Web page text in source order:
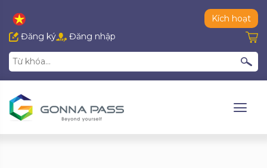
Kích hoạt
Đăng ký
Đăng nhập